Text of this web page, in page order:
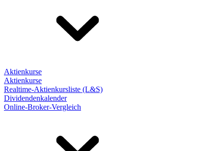
Aktienkurse
Aktienkurse
Realtime-Aktienkursliste (L&S)
Dividendenkalender
Online-Broker-Vergleich